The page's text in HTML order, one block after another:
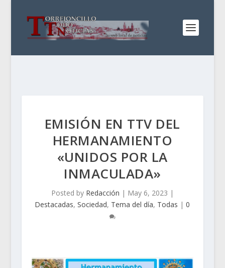
EMISIÓN EN TTV DEL
HERMANAMIENTO
«UNIDOS POR LA
INMACULADA»
Posted by Redacción | May 6, 2023 |
Destacadas,Sociedad, Tema del día, Todas |0